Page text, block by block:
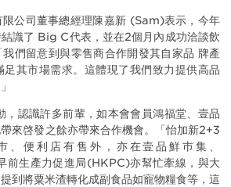
限公司董事總經理陳嘉新 (Sam)表示，今年
識了 Big C代表，並在2個月內成功洽談飲
們留意到與零售商合作開發其自家品 牌產
其市場需求。這體現了我們致力提供高品
，認識許多前輩，如本會會員鴻福堂、壹品
來啓發之餘亦帶來合作機會。「怡加新2+3
、便利店有售外，亦在壹品鮮巿集、
前生產力促進局(HKPC)亦幫忙牽線，與大
到將粟米渣轉化成副食品如寵物糧食等，這